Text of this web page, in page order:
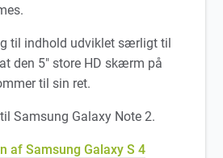
til indhold udviklet særligt til
den 5″ store HD skærm på
til sin ret.
Samsung Galaxy Note 2.
af Samsung Galaxy S 4